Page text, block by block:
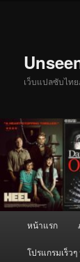
เว็บแปลซับไท
หน้าแรก
โปรแกรมเร็วๆ